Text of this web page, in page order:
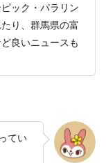
ック・パラリン
り、群馬県の富
良いニュースも
てい